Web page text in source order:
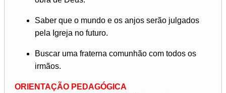
Saber que o mundo e os anjos serão julgados
pela Igreja no futuro.
Buscar uma fraterna comunhão com todos os
irmãos.
ORIENTAÇÃO PEDAGÓGICA